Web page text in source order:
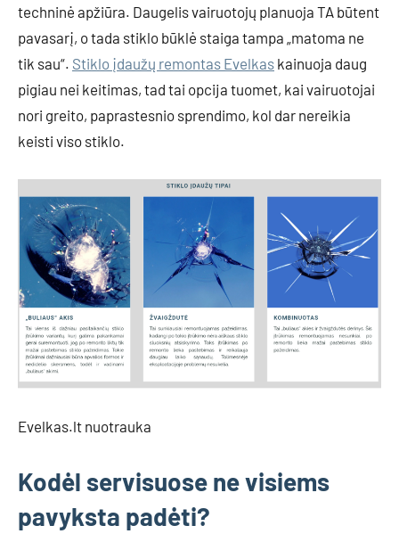
techninė apžiūra. Daugelis vairuotojų planuoja TA būtent
pavasarį, o tada stiklo būklė staiga tampa „matoma ne
tik sau“. Stiklo įdaužų remontas Evelkas kainuoja daug
pigiau nei keitimas, tad tai opcija tuomet, kai vairuotojai
nori greito, paprastesnio sprendimo, kol dar nereikia
keisti viso stiklo.
Evelkas.lt nuotrauka
Kodėl servisuose ne visiems
pavyksta padėti?